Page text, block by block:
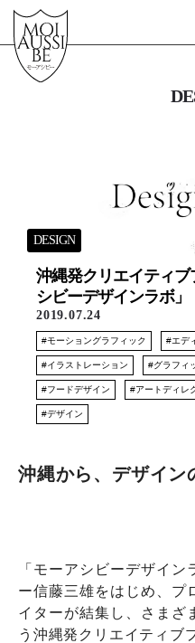
FREE SCHOOL
STORE
MESSAGE
EVENT
DESIGN
NEWS
COLUMN
DESIGN
沖縄発クリエイティ
シビーデザインラボ」
2019.07.24
モーショングラフィック エデ
イラストレーション グラフィ
フードデザイン アートディレ
デザイン
沖縄から、デザイン
「モーアシビーデザイ
ー信藤三雄をはじめ、プ
イターが結集し、さまざ
う沖縄発クリエイティブ